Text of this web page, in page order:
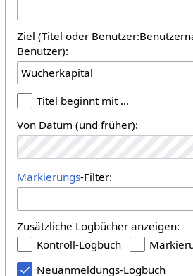
Ziel (Titel oder
Benutzer):
Titel beginnt mit …
Von Datum (und früher):
Markierungs-Filter:
Zusätzliche Logbücher anzeigen:
Kontroll-Logbuch
Neuanmeldungs-Logbuch